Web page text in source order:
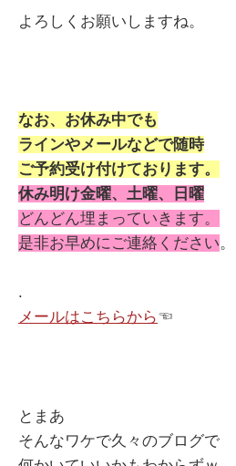
よろしくお願いしますね。
なお、お休み中でも
ラインやメールなどで随時
ご予約受け付けております。
休み明け金曜、土曜、日曜
どんどん埋まっていきます。
是非お早めにご連絡ください。
.
メールはこちらから☜
とまあ
そんなワケで久々のブログで